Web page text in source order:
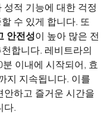
성적 기능에 대한 걱정
수 있게 합니다. 또
안전성이 높아 많은 전
합니다. 레비트라의
이내에 시작되어, 효
지 지속됩니다. 이를
안하고 즐거운 시간을
다.